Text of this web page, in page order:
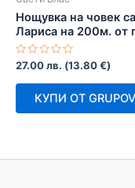
Нощувка на човек
Лариса на 200м. от
Оценено
с
0
27.00лв. (13.80€)
КУПИ ОТ